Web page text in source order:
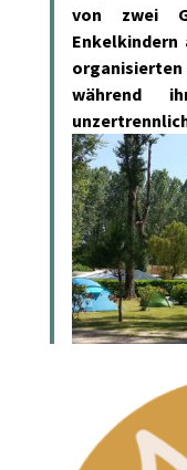
von zwei
während